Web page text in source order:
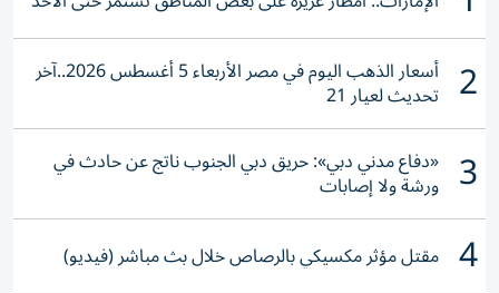
2 أسعار الذهب اليوم في مصر الأربعاء 5 أغسطس 2026..آخر
تحديث لعيار 21
3 «دفاع مدني دبي»: حريق دبي الجنوب ناتج عن حادث في
ورشة ولا إصابات
4 مقتل مؤثر مكسيكي بالرصاص خلال بث مباشر (فيديو)